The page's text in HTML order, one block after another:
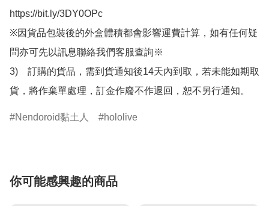
https://bit.ly/3DY0OPc
※因貨品包裝後的外盒體積都會影響運費計算，如有任何疑
問亦可先以訊息聯絡我們客服查詢※
3)　訂購的貨品，需到貨通知後14天內到取，若未能如期取
貨，將作棄單處理，訂金作廢不作退回，恕不另行通知。
Nendoroid黏土人 hololive
你可能感興趣的商品